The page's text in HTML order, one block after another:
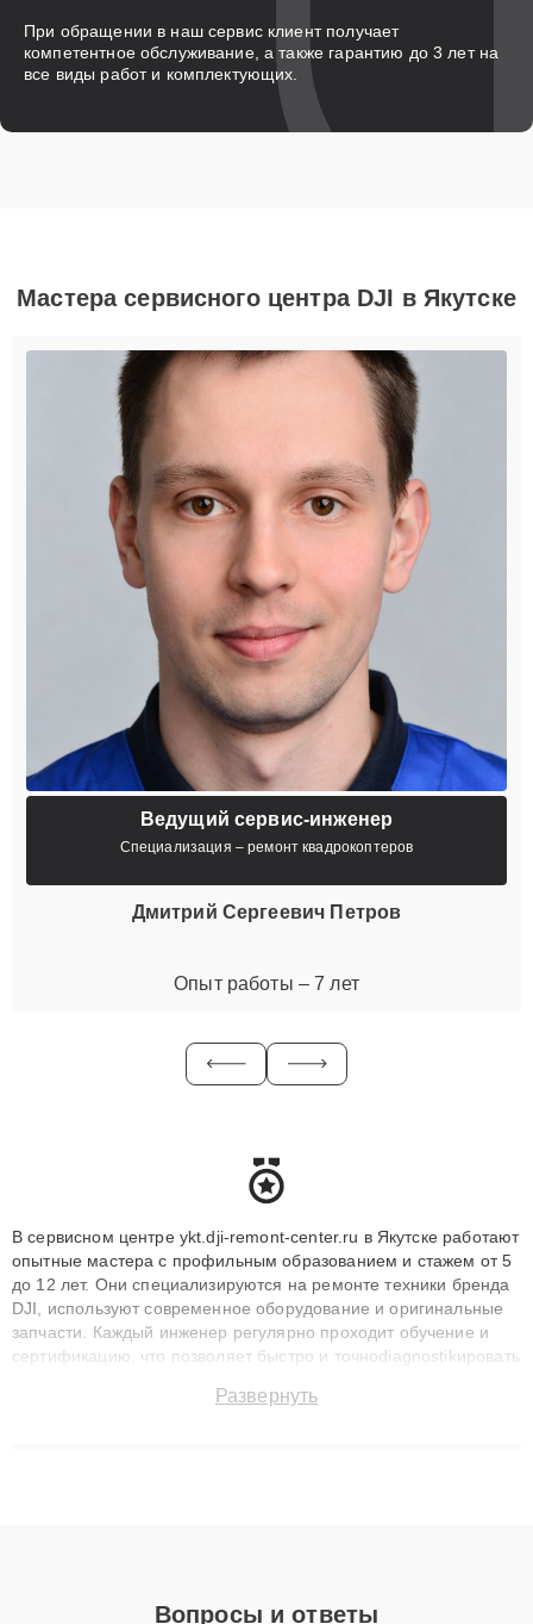
При обращении в наш сервис клиент получает
компетентное обслуживание, а также гарантию до 3 лет на
все виды работ и комплектующих.
Мастера сервисного центра DJI в Якутске
Ведущий сервис-инженер
Специализация – ремонт квадрокоптеров
Дмитрий Сергеевич Петров
Опыт работы – 7 лет
В сервисном центре ykt.dji-remont-center.ru в Якутске работают
опытные мастера с профильным образованием и стажем от 5
до 12 лет. Они специализируются на ремонте техники бренда
DJI, используют современное оборудование и оригинальные
запчасти. Каждый инженер регулярно проходит обучение и
сертификацию, что позволяет быстро и точноdiagnostikировать
до 3 лет. Наши мастера решают сложные случаи: от замены
Развернуть
Вопросы и ответы